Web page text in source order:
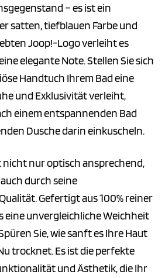
– es ist ein
satten, tiefblauen Farbe und
Joop!-Logo verleiht es
elegante Note. Stellen Sie sich
Handtuch Ihrem Bad eine
und Exklusivität verleiht,
einem entspannenden Bad
Dusche darin einkuscheln.
nicht nur optisch ansprechend,
durch seine
Gefertigt aus 100% reiner
eine unvergleichliche Weichheit
Sie, wie sanft es Ihre Haut
trocknet. Es ist die perfekte
und Ästhetik, die Ihr